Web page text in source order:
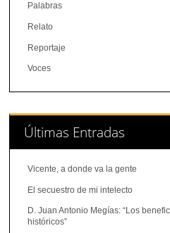
Palabras
Relato
Reportaje
Voces
Últimas Entradas
Vicente, a donde va la gente
El secuestro de mi intelecto
D. Juan Antonio Megías: “Los
históricos”